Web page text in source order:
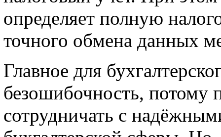
определяет полную
точного обмена данных
Главное для
безошибочность, потому
сотрудничать с